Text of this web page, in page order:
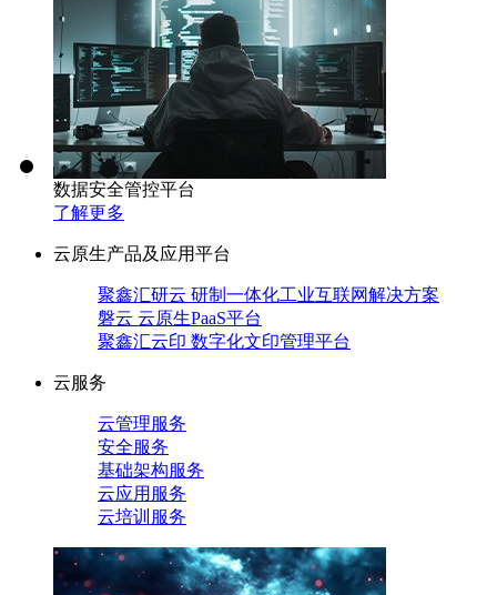
数据安全管控平台
了解更多
云原生产品及应用平台
聚鑫汇研云 研制一体化工业互联网解决方案
磐云 云原生PaaS平台
聚鑫汇云印 数字化文印管理平台
云服务
云管理服务
安全服务
基础架构服务
云应用服务
云培训服务